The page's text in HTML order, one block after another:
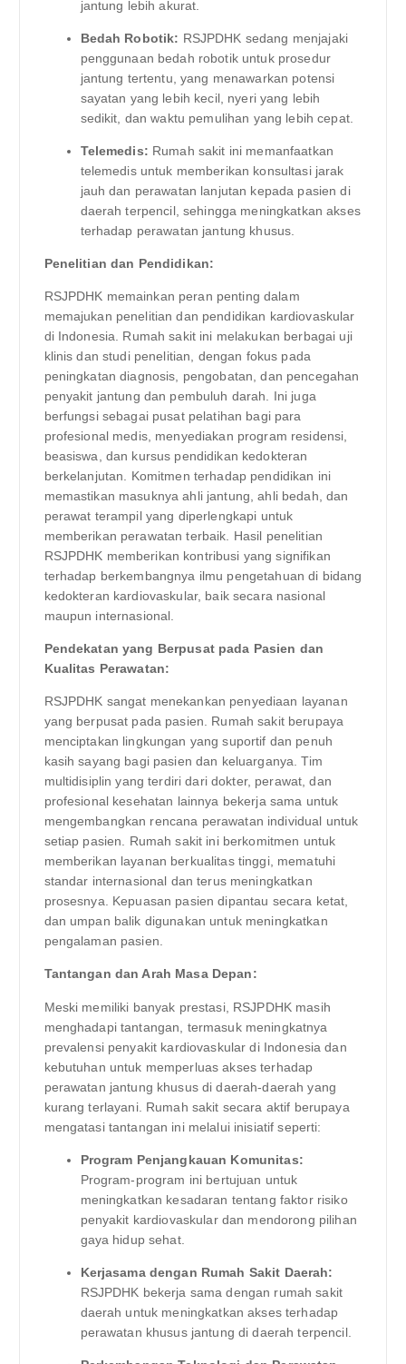
jantung lebih akurat.
Bedah Robotik: RSJPDHK sedang menjajaki
penggunaan bedah robotik untuk prosedur
jantung tertentu, yang menawarkan potensi
sayatan yang lebih kecil, nyeri yang lebih
sedikit, dan waktu pemulihan yang lebih cepat.
Telemedis: Rumah sakit ini memanfaatkan
telemedis untuk memberikan konsultasi jarak
jauh dan perawatan lanjutan kepada pasien di
daerah terpencil, sehingga meningkatkan akses
terhadap perawatan jantung khusus.
Penelitian dan Pendidikan:
RSJPDHK memainkan peran penting dalam
memajukan penelitian dan pendidikan kardiovaskular
di Indonesia. Rumah sakit ini melakukan berbagai uji
klinis dan studi penelitian, dengan fokus pada
peningkatan diagnosis, pengobatan, dan pencegahan
penyakit jantung dan pembuluh darah. Ini juga
berfungsi sebagai pusat pelatihan bagi para
profesional medis, menyediakan program residensi,
beasiswa, dan kursus pendidikan kedokteran
berkelanjutan. Komitmen terhadap pendidikan ini
memastikan masuknya ahli jantung, ahli bedah, dan
perawat terampil yang diperlengkapi untuk
memberikan perawatan terbaik. Hasil penelitian
RSJPDHK memberikan kontribusi yang signifikan
terhadap berkembangnya ilmu pengetahuan di bidang
kedokteran kardiovaskular, baik secara nasional
maupun internasional.
Pendekatan yang Berpusat pada Pasien dan
Kualitas Perawatan:
RSJPDHK sangat menekankan penyediaan layanan
yang berpusat pada pasien. Rumah sakit berupaya
menciptakan lingkungan yang suportif dan penuh
kasih sayang bagi pasien dan keluarganya. Tim
multidisiplin yang terdiri dari dokter, perawat, dan
profesional kesehatan lainnya bekerja sama untuk
mengembangkan rencana perawatan individual untuk
setiap pasien. Rumah sakit ini berkomitmen untuk
memberikan layanan berkualitas tinggi, mematuhi
standar internasional dan terus meningkatkan
prosesnya. Kepuasan pasien dipantau secara ketat,
dan umpan balik digunakan untuk meningkatkan
pengalaman pasien.
Tantangan dan Arah Masa Depan:
Meski memiliki banyak prestasi, RSJPDHK masih
menghadapi tantangan, termasuk meningkatnya
prevalensi penyakit kardiovaskular di Indonesia dan
kebutuhan untuk memperluas akses terhadap
perawatan jantung khusus di daerah-daerah yang
kurang terlayani. Rumah sakit secara aktif berupaya
mengatasi tantangan ini melalui inisiatif seperti:
Program Penjangkauan Komunitas:
Program-program ini bertujuan untuk
meningkatkan kesadaran tentang faktor risiko
penyakit kardiovaskular dan mendorong pilihan
gaya hidup sehat.
Kerjasama dengan Rumah Sakit Daerah:
RSJPDHK bekerja sama dengan rumah sakit
daerah untuk meningkatkan akses terhadap
perawatan khusus jantung di daerah terpencil.